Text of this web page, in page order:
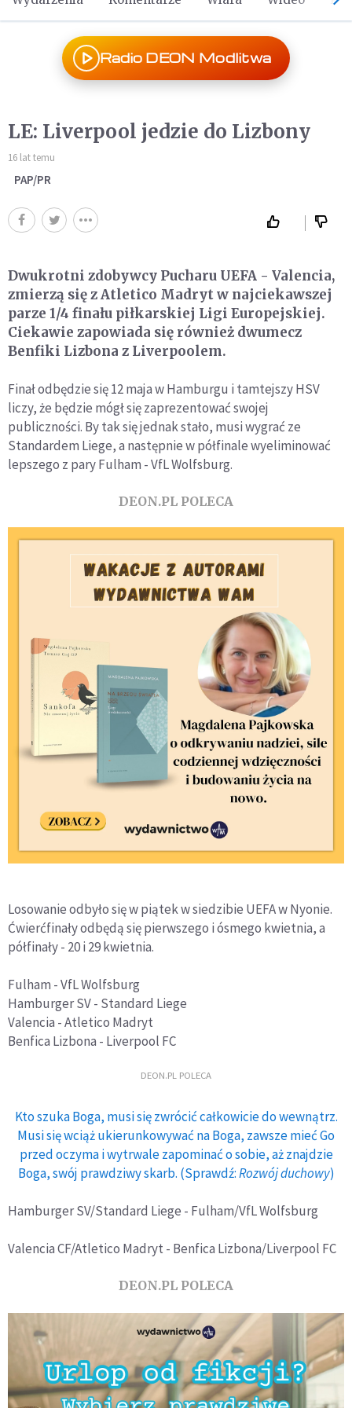
Radio DEON Modlitwa
LE: Liverpool jedzie do Lizbony
16 lat temu
PAP/PR
Dwukrotni zdobywcy Pucharu UEFA - Valencia,
zmierzą się z Atletico Madryt w najciekawszej
parze 1/4 finału piłkarskiej Ligi Europejskiej.
Ciekawie zapowiada się również dwumecz
Benfiki Lizbona z Liverpoolem.
Finał odbędzie się 12 maja w Hamburgu i tamtejszy HSV
liczy, że będzie mógł się zaprezentować swojej
publiczności. By tak się jednak stało, musi wygrać ze
Standardem Liege, a następnie w półfinale wyeliminować
lepszego z pary Fulham - VfL Wolfsburg.
DEON.PL POLECA
Losowanie odbyło się w piątek w siedzibie UEFA w Nyonie.
Ćwierćfinały odbędą się pierwszego i ósmego kwietnia, a
półfinały - 20 i 29 kwietnia.
Fulham - VfL Wolfsburg
Hamburger SV - Standard Liege
Valencia - Atletico Madryt
Benfica Lizbona - Liverpool FC
DEON.PL POLECA
Kto szuka Boga, musi się zwrócić całkowicie do wewnątrz.
Musi się wciąż ukierunkowywać na Boga, zawsze mieć Go
przed oczyma i wytrwale zapominać o sobie, aż znajdzie
Boga, swój prawdziwy skarb. (Sprawdź:Rozwój duchowy)
Hamburger SV/Standard Liege - Fulham/VfL Wolfsburg
Valencia CF/Atletico Madryt - Benfica Lizbona/Liverpool FC
DEON.PL POLECA